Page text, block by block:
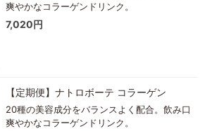
爽やかなコラーゲンドリンク。
7,020円
【定期便】ナトロボーテ コラーゲン
20種の美容成分をバランスよく配合。飲み口
爽やかなコラーゲンドリンク。